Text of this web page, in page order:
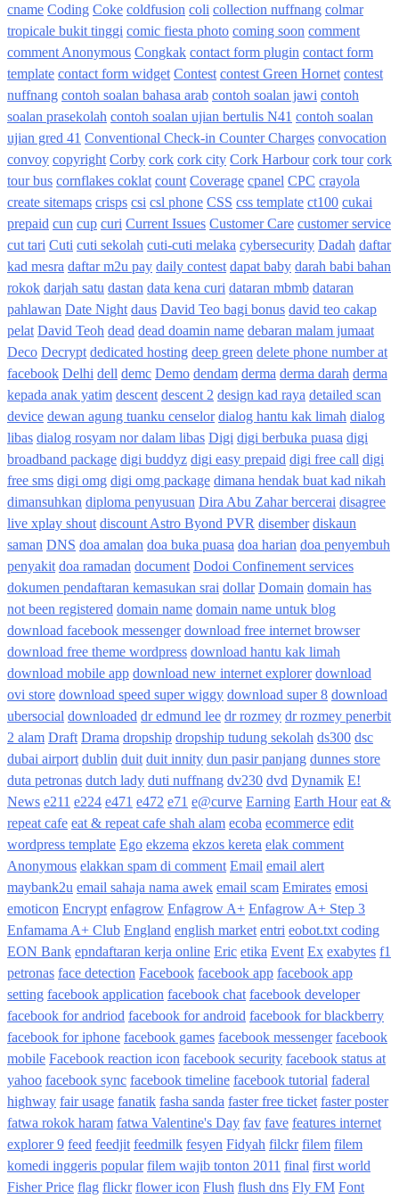
cname Coding Coke coldfusion coli collection nuffnang colmar
tropicale bukit tinggi comic fiesta photo coming soon comment
comment Anonymous Congkak contact form plugin contact form
template contact form widget Contest contest Green Hornet contest
nuffnang contoh soalan bahasa arab contoh soalan jawi contoh
soalan prasekolah contoh soalan ujian bertulis N41 contoh soalan
ujian gred 41 Conventional Check-in Counter Charges convocation
convoy copyright Corby cork cork city Cork Harbour cork tour cork
tour bus cornflakes coklat count Coverage cpanel CPC crayola
create sitemaps crisps csi csl phone CSS css template ct100 cukai
prepaid cun cup curi Current Issues Customer Care customer service
cut tari Cuti cuti sekolah cuti-cuti melaka cybersecurity Dadah daftar
kad mesra daftar m2u pay daily contest dapat baby darah babi bahan
rokok darjah satu dastan data kena curi dataran mbmb dataran
pahlawan Date Night daus David Teo bagi bonus david teo cakap
pelat David Teoh dead dead doamin name debaran malam jumaat
Deco Decrypt dedicated hosting deep green delete phone number at
facebook Delhi dell demc Demo dendam derma derma darah derma
kepada anak yatim descent descent 2 design kad raya detailed scan
device dewan agung tuanku censelor dialog hantu kak limah dialog
libas dialog rosyam nor dalam libas Digi digi berbuka puasa digi
broadband package digi buddyz digi easy prepaid digi free call digi
free sms digi omg digi omg package dimana hendak buat kad nikah
dimansuhkan diploma penyusuan Dira Abu Zahar bercerai disagree
live xplay shout discount Astro Byond PVR disember diskaun
saman DNS doa amalan doa buka puasa doa harian doa penyembuh
penyakit doa ramadan document Dodoi Confinement services
dokumen pendaftaran kemasukan srai dollar Domain domain has
not been registered domain name domain name untuk blog
download facebook messenger download free internet browser
download free theme wordpress download hantu kak limah
download mobile app download new internet explorer download
ovi store download speed super wiggy download super 8 download
ubersocial downloaded dr edmund lee dr rozmey dr rozmey penerbit
2 alam Draft Drama dropship dropship tudung sekolah ds300 dsc
dubai airport dublin duit duit innity dun pasir panjang dunnes store
duta petronas dutch lady duti nuffnang dv230 dvd Dynamik E!
News e211 e224 e471 e472 e71 e@curve Earning Earth Hour eat &
repeat cafe eat & repeat cafe shah alam ecoba ecommerce edit
wordpress template Ego ekzema ekzos kereta elak comment
Anonymous elakkan spam di comment Email email alert
maybank2u email sahaja nama awek email scam Emirates emosi
emoticon Encrypt enfagrow Enfagrow A+ Enfagrow A+ Step 3
Enfamama A+ Club England english market entri eobot.txt coding
EON Bank epndaftaran kerja online Eric etika Event Ex exabytes f1
petronas face detection Facebook facebook app facebook app
setting facebook application facebook chat facebook developer
facebook for andriod facebook for android facebook for blackberry
facebook for iphone facebook games facebook messenger facebook
mobile Facebook reaction icon facebook security facebook status at
yahoo facebook sync facebook timeline facebook tutorial faderal
highway fair usage fanatik fasha sanda faster free ticket faster poster
fatwa rokok haram fatwa Valentine's Day fav fave features internet
explorer 9 feed feedjit feedmilk fesyen Fidyah filckr filem filem
komedi inggeris popular filem wajib tonton 2011 final first world
Fisher Price flag flickr flower icon Flush flush dns Fly FM Font